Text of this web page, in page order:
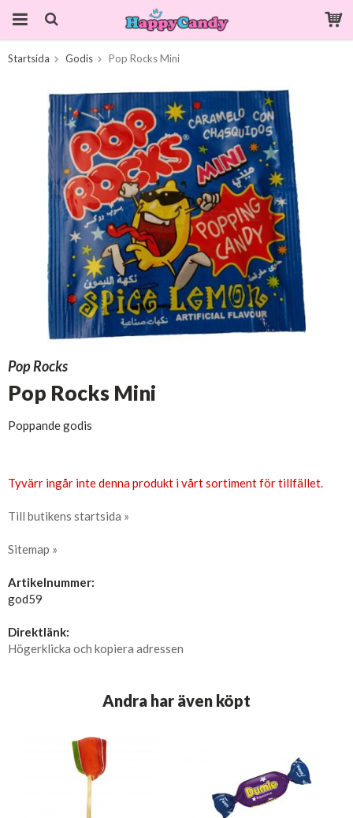
Startsida Godis Pop Rocks Mini
Pop Rocks
Pop Rocks Mini
Poppande godis
Tyvärr ingår inte denna produkt i vårt sortiment för tillfället.
Till butikens startsida »
Sitemap »
Artikelnummer:
god59
Direktlänk:
Högerklicka och kopiera adressen
Andra har även köpt